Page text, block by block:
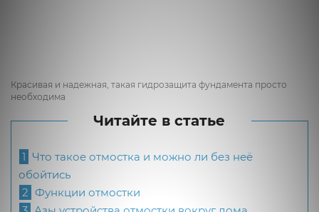
Красивая и надежная, такая гидрозащита фундамента просто
необходима
Читайте в статье
1 Что такое отмостка и можно ли без неё
обойтись
2 Функции отмостки